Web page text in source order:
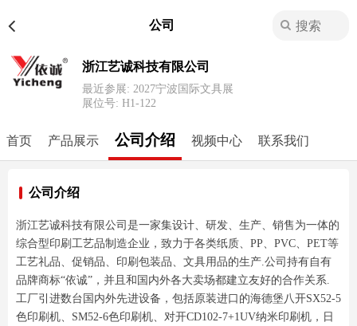
公司
浙江艺诚科技有限公司
最近参展: 2027宁波国际文具展
展位号: H1-122
首页 产品展示 公司介绍 视频中心 联系我们
公司介绍
浙江艺诚科技有限公司是一家集设计、研发、生产、销售为一体的
综合型印刷工艺品制造企业，致力于各类纸质、PP、PVC、PET等
工艺礼品、促销品、印刷包装品、文具用品的生产.公司持有自有
品牌商标“依诚”，并且和国内外各大卖场都建立友好的合作关系.
工厂引进数台国内外先进设备，包括原装进口的海德堡八开SX52-5
色印刷机、SM52-6色印刷机、对开CD102-7+1UV纳米印刷机，日